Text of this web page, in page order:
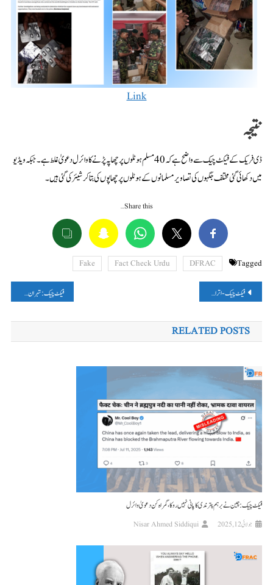
Link
نتیجہ
ڈی فریک کے فیکٹ چیک سے واضح ہے کہ 40 مسلم ہوٹلوں پر چھاپہ پڑنے کا وائرل دعویٰ غلط ہے۔ جبکہ ویڈیو
میں دکھائی گئی مختلف جگہوں کی تصاویر مسلمانوں کے ہوٹلوں پر چھاپوں کی بتاکر شیئر کی گئی ہیں۔
Share this…
Tagged
DFRAC
Fact Check Urdu
Fake
پوسٹوں
کی
نیویگیشن
فیکٹ چیک- اتراکھنڈ کے سابق وزیراعلیٰ ہریش راوت نے اسلام قبول نہیں کیا، وائرل دعویٰ غلط ہے- فیکٹ چیک: تہران کی آئل ریفائنری میں لگی آگ کی تصویر ایران پر اسرائیلی حملےکی بتاکر وائرل
RELATED POSTS
فیکٹ چیک: چین نے برہم پتر ندی کا پانی نہیں روکا، گمراہ کن دعویٰ وائرل
جولائی 12, 2025 Nisar Ahmed Siddiqui